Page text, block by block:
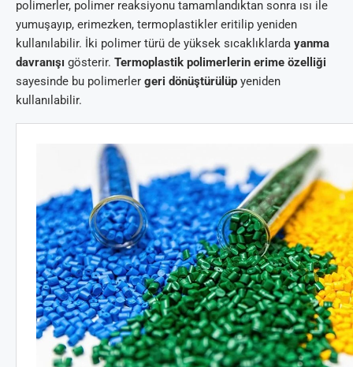
polimerler, polimer reaksiyonu tamamlandıktan sonra ısı ile
yumuşayıp, erimezken, termoplastikler eritilip yeniden
kullanılabilir. İki polimer türü de yüksek sıcaklıklarda yanma
davranışı gösterir. Termoplastik polimerlerin erime özelliği
sayesinde bu polimerler geri dönüştürülüp yeniden
kullanılabilir.